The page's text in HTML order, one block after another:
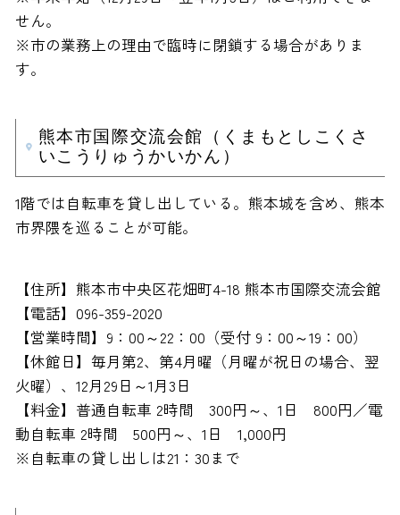
せん。
※市の業務上の理由で臨時に閉鎖する場合がありま
す。
熊本市国際交流会館（くまもとしこくさ
いこうりゅうかいかん）
1階では自転車を貸し出している。熊本城を含め、熊本
市界隈を巡ることが可能。
【住所】熊本市中央区花畑町4-18 熊本市国際交流会館
【電話】096-359-2020
【営業時間】9：00～22：00（受付 9：00～19：00）
【休館日】毎月第2、第4月曜（月曜が祝日の場合、翌
火曜）、12月29日～1月3日
【料金】普通自転車 2時間 300円～、1日 800円／電
動自転車 2時間 500円～、1日 1,000円
※自転車の貸し出しは21：30まで